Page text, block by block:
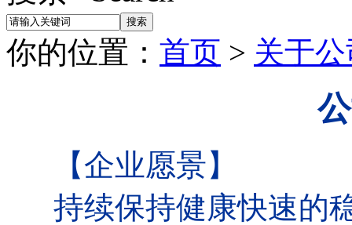
你的位置： 首页 > 关于
【企业愿景】
持续保持健康快速的